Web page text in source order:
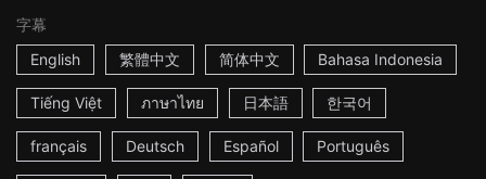
字幕
English
繁體中文 简体中文 Bahasa Indonesia
Tiếng Việt ภาษาไทย 日本語 한국어
français Deutsch Español Português